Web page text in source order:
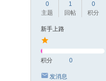
0
主题
1
回帖
0
积分
新手上路
积分 0
发消息